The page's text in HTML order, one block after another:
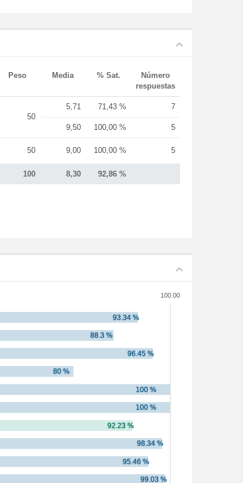
Peso Media % Sat.
Número
respuestas
100 8,30 92,86 %
50
5,71 71,43 % 7
9,50 100,00 % 5
50 9,00 100,00 % 5
100.00